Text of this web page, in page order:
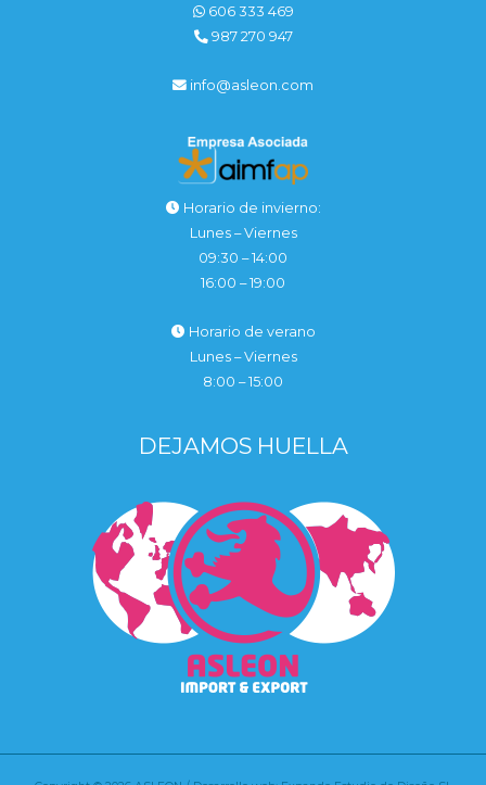
606 333 469
987 270 947
info@asleon.com
Horario de invierno:
Lunes – Viernes
09:30 – 14:00
16:00 – 19:00
Horario de verano
Lunes – Viernes
8:00 – 15:00
DEJAMOS HUELLA